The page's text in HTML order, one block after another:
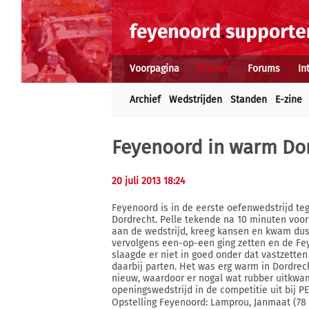
Voorpagina Nieuws Forums
Archief Wedstrijden Standen E-zine
Feyenoord in warm
20 juli 2013 18:24
Feyenoord is in de eerste oefenwedstrijd
Dordrecht. Pelle tekende na 10 minuten
aan de wedstrijd, kreeg kansen en kwam
vervolgens een-op-een ging zetten en de
slaagde er niet in goed onder dat
daarbij parten. Het was erg warm in
nieuw, waardoor er nogal wat rubber
openingswedstrijd in de competitie uit bij
Opstelling Feyenoord: Lamprou, Janmaat